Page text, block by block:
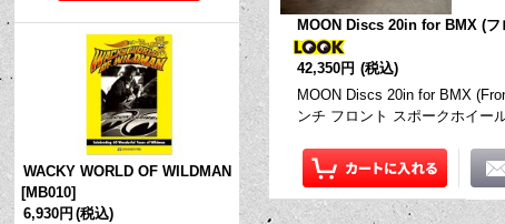
WACKY WORLD OF WILDMAN
[MB010]
6,930円 (税込)
MOON Discs 20in for BMX (フ
42,350円 (税込)
MOON Discs 20in for BMX
ンチ フロント スポークホイー